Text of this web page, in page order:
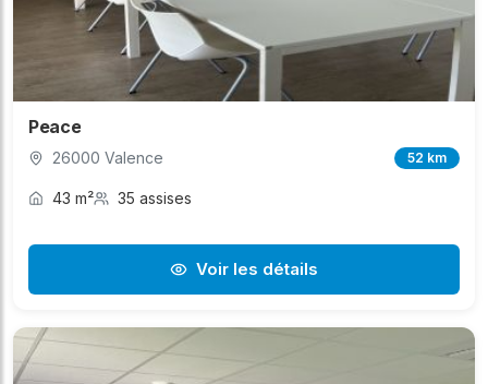
Peace
26000 Valence 52 km
43 m² 35 assises
Voir les détails